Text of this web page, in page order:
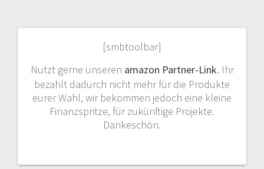
[smbtoolbar]
Nutzt gerne unseren amazon Partner-Link. Ihr
bezahlt dadurch nicht mehr für die Produkte
eurer Wahl, wir bekommen jedoch eine kleine
Finanzspritze, für zukünftige Projekte.
Dankeschön.